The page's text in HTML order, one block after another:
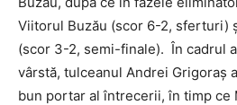
Viitorul Buzău (scor 6-2, sferturi)
(scor 3-2, semi-finale). În cadrul
vârstă, tulceanul Andrei Grigoraș
bun portar al întrecerii, în timp ce